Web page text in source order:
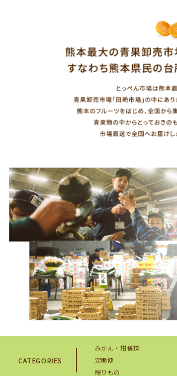
CATEGORIES
みかん・柑橘類
定期便
贈りもの